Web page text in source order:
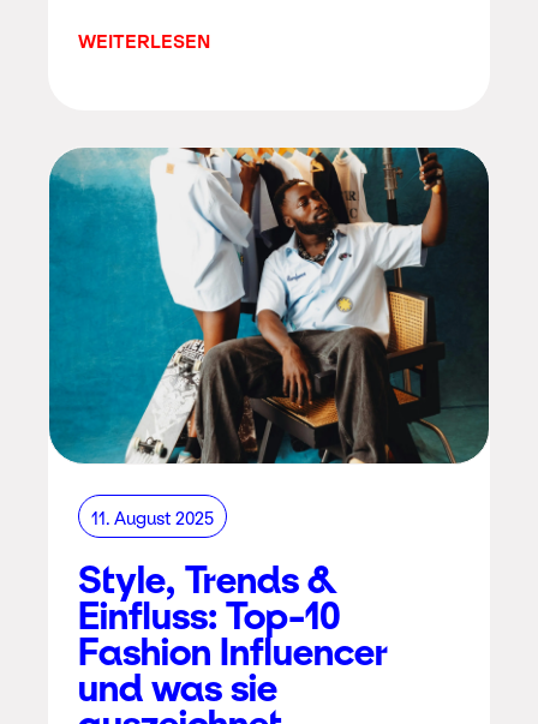
WEITERLESEN
11. August 2025
Style, Trends &
Einfluss: Top-10
Fashion Influencer
und was sie